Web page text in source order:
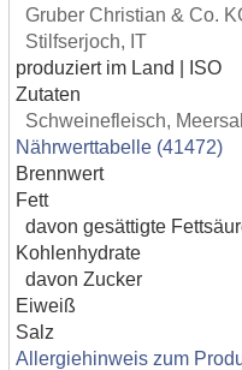
Gruber Christian & Co.
Stilfserjoch, IT
produziert im Land | ISO
Zutaten
Schweinefleisch,
Nährwerttabelle (41472)
Brennwert
Fett
davon gesättigte
Kohlenhydrate
davon Zucker
Eiweiß
Salz
Allergiehinweis zum